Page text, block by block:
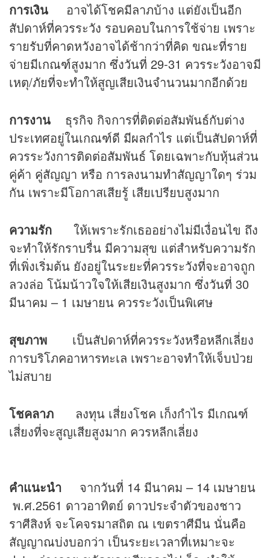
การเงิน อาจได้โชคมีลาภบ้าง แต่ยังเป็นอีก
สัปดาห์ที่ควรระวัง รอบคอบในการใช้จ่าย เพราะ
รายรับที่คาดหวังอาจได้ช้ากว่าที่คิด ขณะที่ราย
จ่ายมีเกณฑ์สูงมาก ซึ่งวันที่ 29-31 ควรระวังอาจมี
เหตุ/ภัยที่จะทำให้สูญเสียเงินจำนวนมากอีกด้วย
การงาน ธุรกิจ กิจการที่ติดต่อสัมพันธ์กับต่าง
ประเทศอยู่ในเกณฑ์ดี มีผลกำไร แต่เป็นสัปดาห์ที่
ควรระวังการติดต่อสัมพันธ์ โดยเฉพาะกับหุ้นส่วน
คู่ค้า คู่สัญญา หรือ การลงนามทำสัญญาใดๆ ร่วม
กัน เพราะมีโอกาสเสียรู้ เสียเปรียบสูงมาก
ความรัก ให้เพราะรักเธออย่างไม่มีเงื่อนไข ถึง
จะทำให้รักราบรื่น มีความสุข แต่สำหรับความรัก
ที่เพิ่งเริ่มต้น ยังอยู่ในระยะที่ควรระวังที่จะอาจถูก
ลวงล่อ โน้มน้าวใจให้เสียเงินสูงมาก ซึ่งวันที่ 30
มีนาคม – 1 เมษายน ควรระวังเป็นพิเศษ
สุขภาพ
เป็นสัปดาห์ที่ควรระวังหรือหลีกเลี่ยง
การบริโภคอาหารทะเล เพราะอาจทำให้เจ็บป่วย
ไม่สบาย
โชคลาภ ลงทุน เสี่ยงโชค เก็งกำไร มีเกณฑ์
เสี่ยงที่จะสูญเสียสูงมาก ควรหลีกเลี่ยง
คำแนะนำ
จากวันที่ 14 มีนาคม – 14 เมษายน
พ.ศ.2561 ดาวอาทิตย์ ดาวประจำตัวของชาว
ราศีสิงห์ จะโคจรมาสถิต ณ เขตราศีมีน นั่นคือ
สัญญาณบ่งบอกว่า เป็นระยะเวลาที่เหมาะจะ